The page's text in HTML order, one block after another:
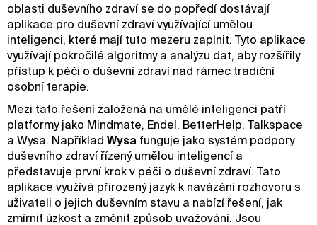
oblasti duševního zdraví se do popředí dostávají
aplikace pro duševní zdraví využívající umělou
inteligenci, které mají tuto mezeru zaplnit. Tyto aplikace
využívají pokročilé algoritmy a analýzu dat, aby rozšířily
přístup k péči o duševní zdraví nad rámec tradiční
osobní terapie.
Mezi tato řešení založená na umělé inteligenci patří
platformy jako Mindmate, Endel, BetterHelp, Talkspace
a Wysa. Například Wysa funguje jako systém podpory
duševního zdraví řízený umělou inteligencí a
představuje první krok v péči o duševní zdraví. Tato
aplikace využívá přirozený jazyk k navázání rozhovoru s
uživateli o jejich duševním stavu a nabízí řešení, jak
zmírnit úzkost a změnit způsob uvažování. Jsou